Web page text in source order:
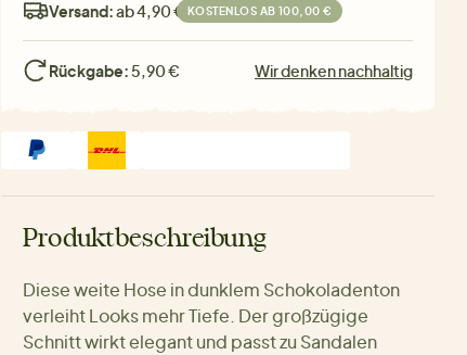
Versand:ab 4,90 € KOSTENLOS AB 100,00 €
Rückgabe: 5,90 € Wir denken nachhaltig
Produktbeschreibung
Diese weite Hose in dunklem Schokoladenton
verleiht Looks mehr Tiefe. Der großzügige
Schnitt wirkt elegant und passt zu Sandalen